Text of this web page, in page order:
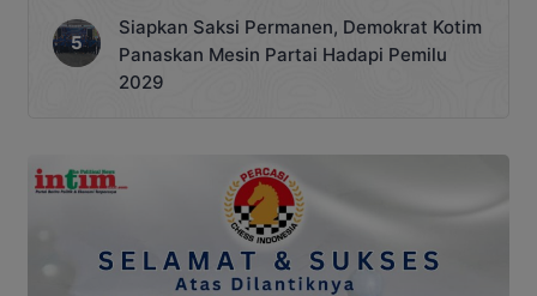
Siapkan Saksi Permanen, Demokrat Kotim
Panaskan Mesin Partai Hadapi Pemilu
2029